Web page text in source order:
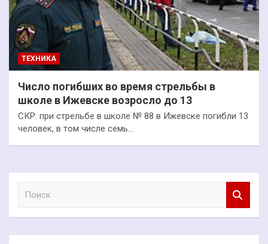
ТЕХНИКА
Число погибших во время стрельбы в
школе в Ижевске возросло до 13
СКР: при стрельбе в школе № 88 в Ижевске погибли 13
человек, в том числе семь…
к